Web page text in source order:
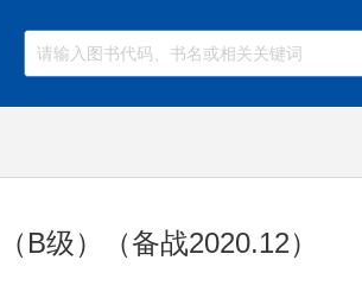
B级）（备战2020.12）